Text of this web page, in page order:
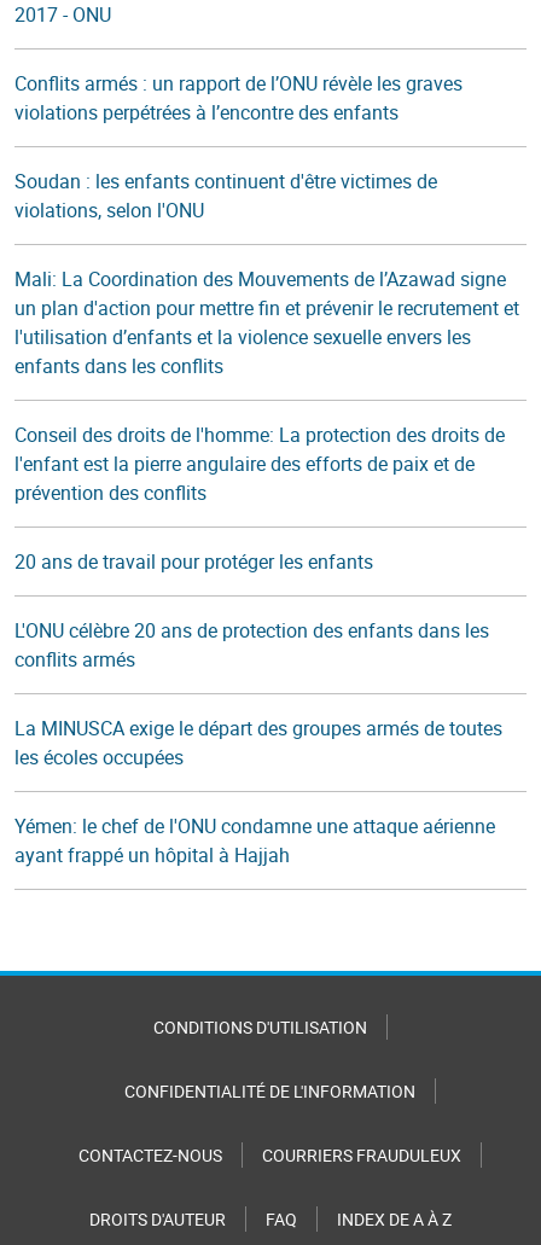
2017 - ONU
Conflits armés : un rapport de l’ONU révèle les graves
violations perpétrées à l’encontre des enfants
Soudan : les enfants continuent d'être victimes de
violations, selon l'ONU
Mali: La Coordination des Mouvements de l’Azawad signe
un plan d'action pour mettre fin et prévenir le recrutement et
l'utilisation d’enfants et la violence sexuelle envers les
enfants dans les conflits
Conseil des droits de l'homme: La protection des droits de
l'enfant est la pierre angulaire des efforts de paix et de
prévention des conflits
20 ans de travail pour protéger les enfants
L'ONU célèbre 20 ans de protection des enfants dans les
conflits armés
La MINUSCA exige le départ des groupes armés de toutes
les écoles occupées
Yémen: le chef de l'ONU condamne une attaque aérienne
ayant frappé un hôpital à Hajjah
CONDITIONS D'UTILISATION
CONFIDENTIALITÉ DE L'INFORMATION
CONTACTEZ-NOUS COURRIERS FRAUDULEUX
DROITS D'AUTEUR FAQ INDEX DE A À Z